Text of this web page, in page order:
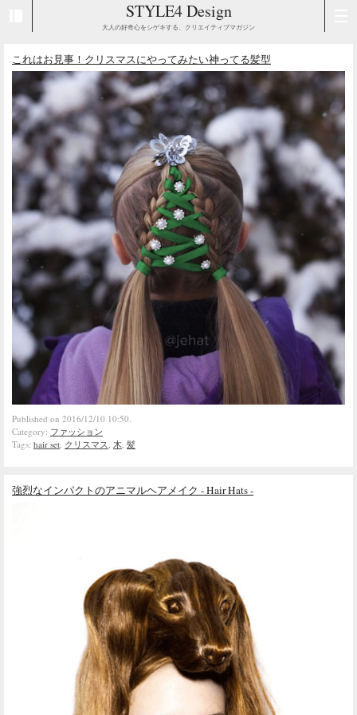
STYLE4 Design
大人の好奇心をシゲキする、クリエイティブマガジン
これはお見事！クリスマスにやってみたい神ってる髪型
Published on 2016/12/10 10:50.
Category: ファッション
Tags: hair set, クリスマス, 木, 髪
強烈なインパクトのアニマルヘアメイク - Hair Hats -